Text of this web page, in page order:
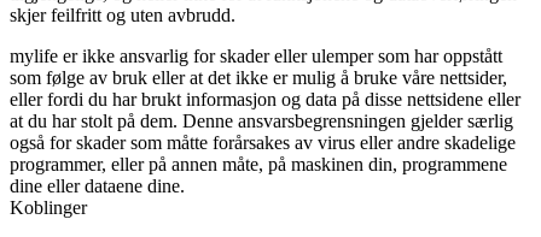
skjer feilfritt og uten avbrudd.
mylife er ikke ansvarlig for skader eller ulemper som har oppstått
som følge av bruk eller at det ikke er mulig å bruke våre nettsider,
eller fordi du har brukt informasjon og data på disse nettsidene eller
at du har stolt på dem. Denne ansvarsbegrensningen gjelder særlig
også for skader som måtte forårsakes av virus eller andre skadelige
programmer, eller på annen måte, på maskinen din, programmene
dine eller dataene dine.
Koblinger